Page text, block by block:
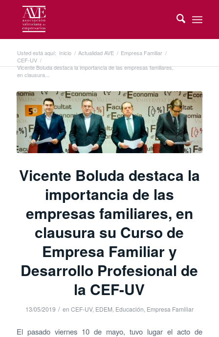
Usted está aquí: Inicio / Actualidad AVE / Empresa Familiar /
CEF-UV /
Vicente Boluda destaca la importancia de las empresas familiares,
en clausura...
Vicente Boluda destaca la
importancia de las
empresas familiares, en
clausura su Curso de
Empresa Familiar y
Desarrollo Profesional de
la CEF-UV
13/05/2019 / en CEF-UV, EDEM, Educación, Empresa Familiar
El pasado viernes 10 de mayo, tuvo lugar el acto de